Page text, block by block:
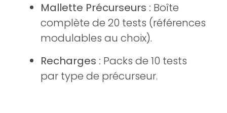
Mallette Précurseurs : Boîte
complète de 20 tests (références
modulables au choix).
Recharges : Packs de 10 tests
par type de précurseur.